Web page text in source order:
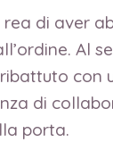
di aver
Al
con
di
porta.